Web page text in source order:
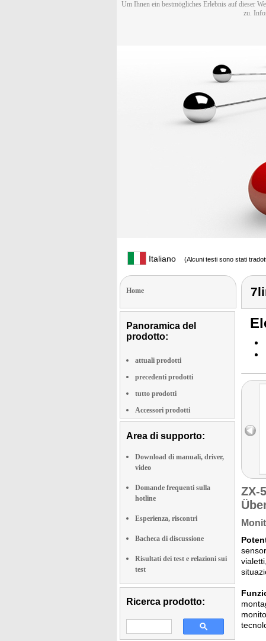
Um Ihnen ein bestmögliches Erlebnis auf dieser
zu.
Italiano (Alcuni testi sono stati
Home
Panoramica del
prodotto:
attuali prodotti
precedenti prodotti
tutto prodotti
Accessori prodotti
Area di supporto:
Download di manuali, driver,
video
Domande frequenti sulla
hotline
Esperienza, riscontri
Bacheca di discussione
Risultati dei test e relazioni sui
test
Ricerca prodotto:
ZX-